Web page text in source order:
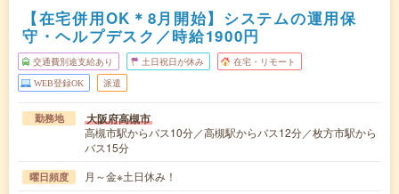
【在宅併用OK＊8月開始】システムの運用保
守・ヘルプデスク／時給1900円
交通費別途支給あり 土日祝日が休み 在宅・リモート
WEB登録OK 派遣
勤務地 大阪府高槻市
高槻市駅からバス10分／高槻駅からバス12分／枚方市駅から
バス15分
曜日頻度 月～金※土日休み！